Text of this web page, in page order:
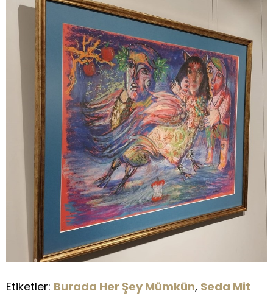
Etiketler: Burada Her Şey Mümkün, Seda Mit